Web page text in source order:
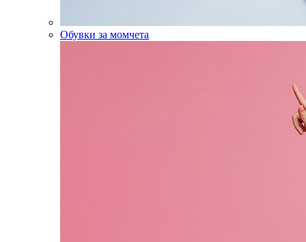
Обувки за момчета